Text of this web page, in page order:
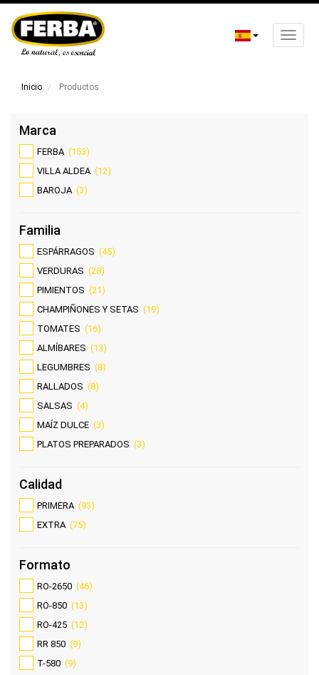
Toggle
Inicio Productos
Marca
FERBA (153)
VILLA ALDEA (12)
BAROJA (3)
Familia
ESPÁRRAGOS (45)
VERDURAS (28)
PIMIENTOS (21)
CHAMPIÑONES Y SETAS (19)
TOMATES (16)
ALMÍBARES (13)
LEGUMBRES (8)
RALLADOS (8)
SALSAS (4)
MAÍZ DULCE (3)
PLATOS PREPARADOS (3)
Calidad
PRIMERA (93)
EXTRA (75)
Formato
RO-2650 (46)
RO-850 (13)
RO-425 (12)
RR 850 (9)
T-580 (9)